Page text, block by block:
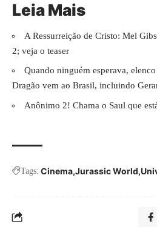
Leia Mais
A Ressurreição de Cristo: Mel
2; veja o teaser
Quando ninguém esperava,
Dragão vem ao Brasil, incluindo
Anônimo 2! Chama o Saul que
Tags: Cinema Jurassic World